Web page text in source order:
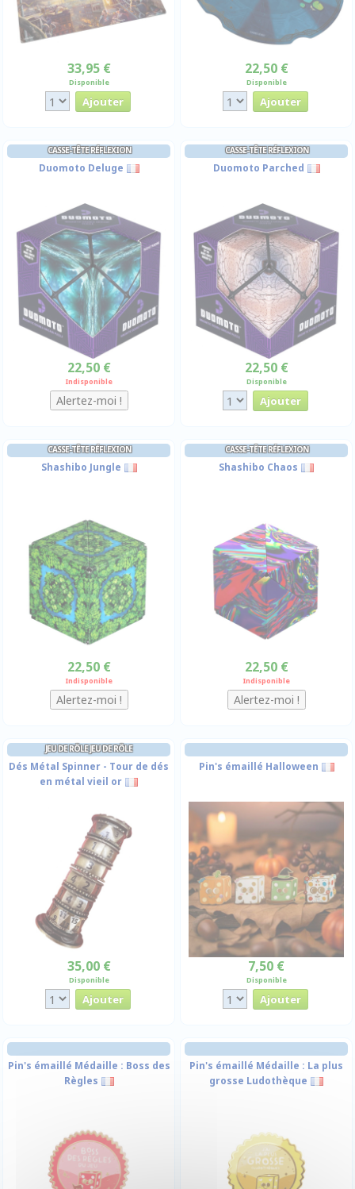
33,95 €
Disponible
22,50 €
Disponible
CASSE-TÊTE RÉFLEXION
Duomoto Deluge
22,50 €
Indisponible
CASSE-TÊTE RÉFLEXION
Duomoto Parched
22,50 €
Disponible
CASSE-TÊTE RÉFLEXION
Shashibo Jungle
22,50 €
Indisponible
CASSE-TÊTE RÉFLEXION
Shashibo Chaos
22,50 €
Indisponible
JEU DE RÔLE JEU DE RÔLE
Dés Métal Spinner - Tour de dés
en métal vieil or
35,00 €
Disponible
Pin's émaillé Halloween
7,50 €
Disponible
Pin's émaillé Médaille : Boss des
Règles
Pin's émaillé Médaille : La plus
grosse Ludothèque